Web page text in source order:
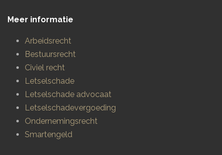
Meer informatie
Arbeidsrecht
Bestuursrecht
Civiel recht
Letselschade
Letselschade advocaat
Letselschadevergoeding
Ondernemingsrecht
Smartengeld